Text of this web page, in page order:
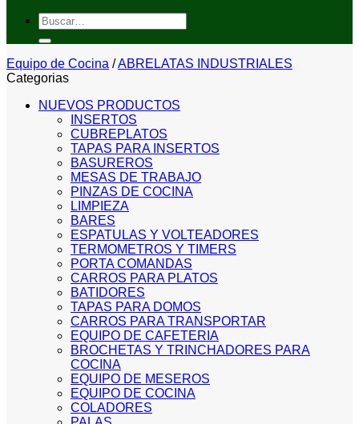
Buscar
por:
Equipo de Cocina /ABRELATAS INDUSTRIALES
Categorias
NUEVOS PRODUCTOS
INSERTOS
CUBREPLATOS
TAPAS PARA INSERTOS
BASUREROS
MESAS DE TRABAJO
PINZAS DE COCINA
LIMPIEZA
BARES
ESPATULAS Y VOLTEADORES
TERMOMETROS Y TIMERS
PORTA COMANDAS
CARROS PARA PLATOS
BATIDORES
TAPAS PARA DOMOS
CARROS PARA TRANSPORTAR
EQUIPO DE CAFETERIA
BROCHETAS Y TRINCHADORES PARA
COCINA
EQUIPO DE MESEROS
EQUIPO DE COCINA
COLADORES